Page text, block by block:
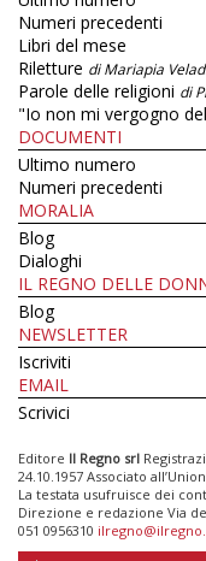
Numeri precedenti
Libri del mese
Riletture di Mariapia
Parole delle religioni di
"Io non mi vergogno
DOCUMENTI
Ultimo numero
Numeri precedenti
MORALIA
Blog
Dialoghi
IL REGNO DELLE
Blog
NEWSLETTER
Iscriviti
EMAIL
Scrivici
Editore Il Regno srl
24.10.1957 Associato
La testata usufruisce dei
Direzione e redazione Via
051 0956310